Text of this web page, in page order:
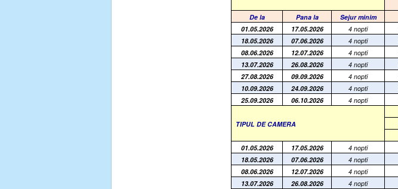
De la
Pana la
Sejur minim
01.05.2026
17.05.2026 4 nopti
18.05.2026
07.06.2026 4 nopti
08.06.2026
12.07.2026 4 nopti
13.07.2026
26.08.2026 4 nopti
27.08.2026
09.09.2026 4 nopti
10.09.2026
24.09.2026 4 nopti
25.09.2026
06.10.2026 4 nopti
TIPUL DE CAMERA
01.05.2026
17.05.2026 4 nopti
18.05.2026
07.06.2026 4 nopti
08.06.2026
12.07.2026 4 nopti
13.07.2026
26.08.2026 4 nopti